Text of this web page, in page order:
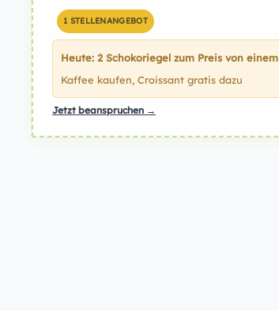
1 STELLENANGEBOT
Heute: 2 Schokoriegel zum Preis von einem
Kaffee kaufen, Croissant gratis dazu
Jetzt beanspruchen →